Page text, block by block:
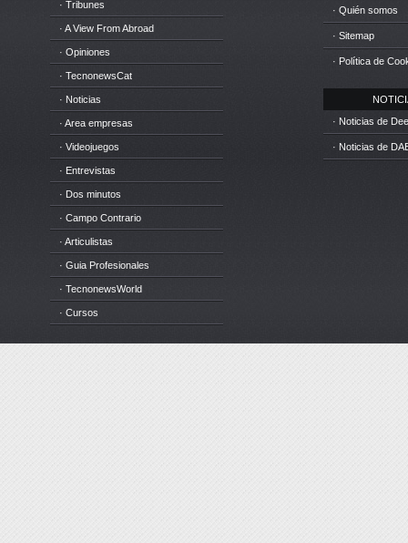
· Tribunes
· A View From Abroad
· Opiniones
· TecnonewsCat
· Noticias
· Area empresas
· Videojuegos
· Entrevistas
· Dos minutos
· Campo Contrario
· Articulistas
· Guia Profesionales
· TecnonewsWorld
· Cursos
· Quién somos
· Sitemap
· Política de
· Noticias de
· Noticias de